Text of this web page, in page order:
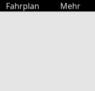
Fahrplan Mehr